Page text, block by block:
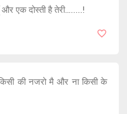
और एक दोस्ती है तेरी….....!
की नजरो मै और ना किसी के